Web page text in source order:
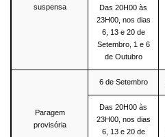
suspensa
Das 20H00 às
23H00, nos dias
6, 13 e 20 de
Setembro, 1 e 6
de Outubro
Paragem
provisória
6 de Setembro
Das 20H00 às
23H00, nos dias
6, 13 e 20 de